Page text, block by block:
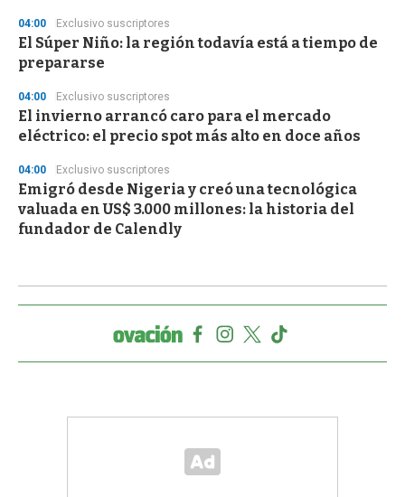
04:00 Exclusivo suscriptores
El Súper Niño: la región todavía está a tiempo de
prepararse
04:00 Exclusivo suscriptores
El invierno arrancó caro para el mercado
eléctrico: el precio spot más alto en doce años
04:00 Exclusivo suscriptores
Emigró desde Nigeria y creó una tecnológica
valuada en US$ 3.000 millones: la historia del
fundador de Calendly